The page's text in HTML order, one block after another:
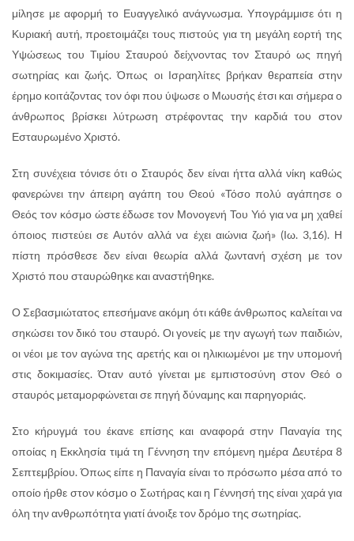
μίλησε με αφορμή το Ευαγγελικό ανάγνωσμα. Υπογράμμισε ότι η
Κυριακή αυτή, προετοιμάζει τους πιστούς για τη μεγάλη εορτή της
Υψώσεως του Τιμίου Σταυρού δείχνοντας τον Σταυρό ως πηγή
σωτηρίας και ζωής. Όπως οι Ισραηλίτες βρήκαν θεραπεία στην
έρημο κοιτάζοντας τον όφι που ύψωσε ο Μωυσής έτσι και σήμερα ο
άνθρωπος βρίσκει λύτρωση στρέφοντας την καρδιά του στον
Εσταυρωμένο Χριστό.
Στη συνέχεια τόνισε ότι ο Σταυρός δεν είναι ήττα αλλά νίκη καθώς
φανερώνει την άπειρη αγάπη του Θεού «Τόσο πολύ αγάπησε ο
Θεός τον κόσμο ώστε έδωσε τον Μονογενή Του Υιό για να μη χαθεί
όποιος πιστεύει σε Αυτόν αλλά να έχει αιώνια ζωή» (Ιω. 3,16). Η
πίστη πρόσθεσε δεν είναι θεωρία αλλά ζωντανή σχέση με τον
Χριστό που σταυρώθηκε και αναστήθηκε.
Ο Σεβασμιώτατος επεσήμανε ακόμη ότι κάθε άνθρωπος καλείται να
σηκώσει τον δικό του σταυρό. Οι γονείς με την αγωγή των παιδιών,
οι νέοι με τον αγώνα της αρετής και οι ηλικιωμένοι με την υπομονή
στις δοκιμασίες. Όταν αυτό γίνεται με εμπιστοσύνη στον Θεό ο
σταυρός μεταμορφώνεται σε πηγή δύναμης και παρηγοριάς.
Στο κήρυγμά του έκανε επίσης και αναφορά στην Παναγία της
οποίας η Εκκλησία τιμά τη Γέννηση την επόμενη ημέρα Δευτέρα 8
Σεπτεμβρίου. Όπως είπε η Παναγία είναι το πρόσωπο μέσα από το
οποίο ήρθε στον κόσμο ο Σωτήρας και η Γέννησή της είναι χαρά για
όλη την ανθρωπότητα γιατί άνοιξε τον δρόμο της σωτηρίας.